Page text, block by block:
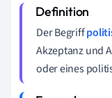
Der Begriff
Akzeptanz und
oder eines